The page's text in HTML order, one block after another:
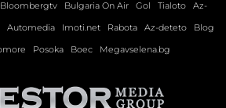
Bloombergtv Bulgaria On Air Gol Tialoto
Az-
Automedia Imoti.net Rabota Az-deteto
Blog
Posoka Boec Megavselena.bg